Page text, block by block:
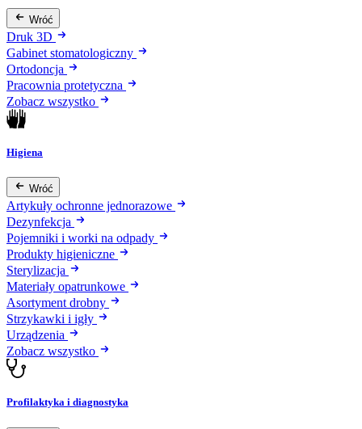
Wróć
Druk 3D
Gabinet stomatologiczny
Ortodoncja
Pracownia protetyczna
Zobacz wszystko
Higiena
Wróć
Artykuły ochronne jednorazowe
Dezynfekcja
Pojemniki i worki na odpady
Produkty higieniczne
Sterylizacja
Materiały opatrunkowe
Asortyment drobny
Strzykawki i igły
Urządzenia
Zobacz wszystko
Profilaktyka i diagnostyka